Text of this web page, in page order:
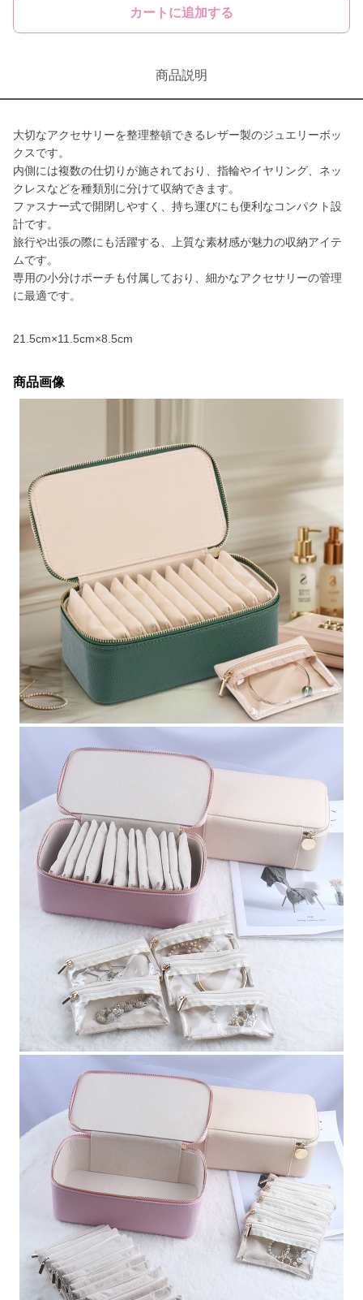
カートに追加する
商品説明
大切なアクセサリーを整理整頓できるレザー製のジュエリーボッ
クスです。
内側には複数の仕切りが施されており、指輪やイヤリング、ネッ
クレスなどを種類別に分けて収納できます。
ファスナー式で開閉しやすく、持ち運びにも便利なコンパクト設
計です。
旅行や出張の際にも活躍する、上質な素材感が魅力の収納アイテ
ムです。
専用の小分けポーチも付属しており、細かなアクセサリーの管理
に最適です。
21.5cm×11.5cm×8.5cm
商品画像